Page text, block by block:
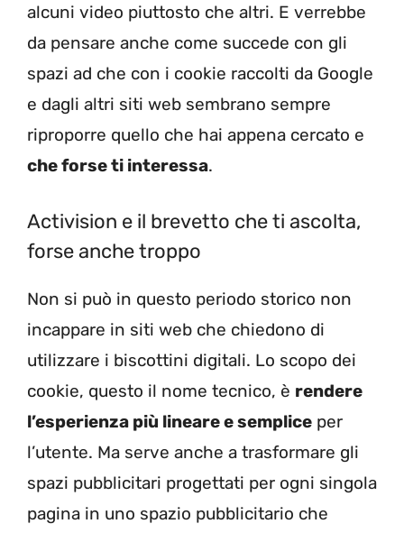
alcuni video piuttosto che altri. E verrebbe
da pensare anche come succede con gli
spazi ad che con i cookie raccolti da Google
e dagli altri siti web sembrano sempre
riproporre quello che hai appena cercato e
che forse ti interessa.
Activision e il brevetto che ti ascolta,
forse anche troppo
Non si può in questo periodo storico non
incappare in siti web che chiedono di
utilizzare i biscottini digitali. Lo scopo dei
cookie, questo il nome tecnico, è rendere
l’esperienza più lineare e semplice per
l’utente. Ma serve anche a trasformare gli
spazi pubblicitari progettati per ogni singola
pagina in uno spazio pubblicitario che